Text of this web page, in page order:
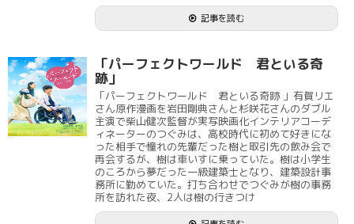
記事を読む
「パーフェクトワールド 君といる奇
跡」
「パーフェクトワールド 君といる奇跡 」有賀リエ
さん原作漫画を岩田剛典さんと杉咲花さんのダブル
主演で柴山健次監督が実写映画化インテリアコーデ
ィネーターのつぐみは、高校時代に初めて好きにな
った相手で憧れの先輩だった樹と取引先の飲み会で
再会するが、樹は車いすに乗っていた。樹は小学生
のころから夢だった一級建築士となり、建築設計事
務所に勤めていた。打ち合わせでつぐみが樹の事務
所を訪れた夜、2人は樹の行きつけ